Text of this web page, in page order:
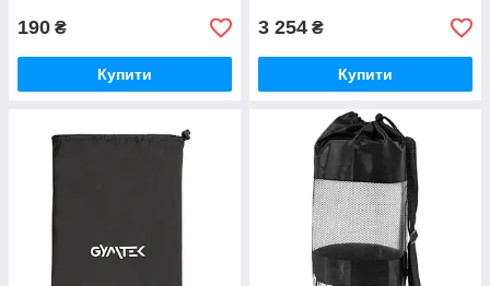
190 ₴
Купити
3 254 ₴
Купити